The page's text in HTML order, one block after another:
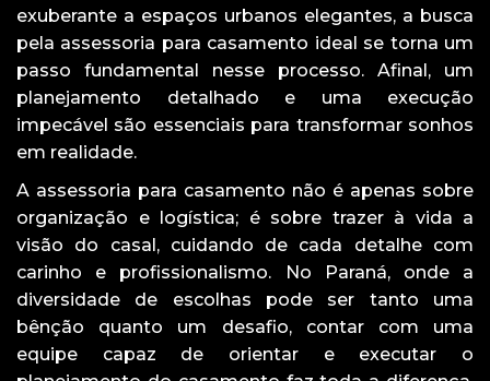
exuberante a espaços urbanos elegantes, a busca
pela assessoria para casamento ideal se torna um
passo fundamental nesse processo. Afinal, um
planejamento detalhado e uma execução
impecável são essenciais para transformar sonhos
em realidade.
A assessoria para casamento não é apenas sobre
organização e logística; é sobre trazer à vida a
visão do casal, cuidando de cada detalhe com
carinho e profissionalismo. No Paraná, onde a
diversidade de escolhas pode ser tanto uma
bênção quanto um desafio, contar com uma
equipe capaz de orientar e executar o